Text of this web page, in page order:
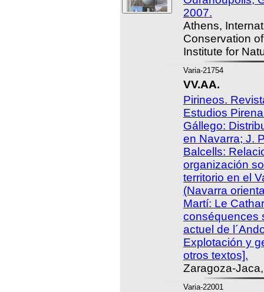
2007.
Athens,
Conservation
Institute for
Varia-21754
VV.AA.
Pirineos.
Estudios
Gállego:
en Navarra; J.
Balcells:
organización
territorio en el
(Navarra
Martí: Le
conséquences
actuel de
Explotación y
otros textos].
Zaragoza-
Varia-22001